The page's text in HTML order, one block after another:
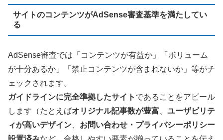
サイトのコンテンツがAdSense審査基準を満たしてい
る
AdSense審査では「コンテンツが有益か」「ボリューム
が十分あるか」「禁止コンテンツが含まれないか」等がチ
ェックされます。
ガイドラインに完全準拠したサイト であることをアピール
します（たとえばオリジナル記事数が豊富、 ユーザビリテ
ィが高いデザイン、 お問い合わせ・プライバシーポリシー